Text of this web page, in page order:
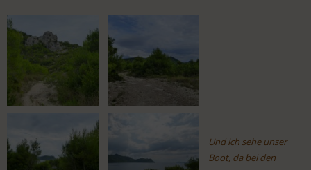
Und ich sehe unser
Boot, da bei den